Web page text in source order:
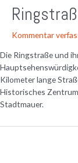
Kommentar
Die Ringstraße und
Kilometer lange
Historisches
Stadtmauer.